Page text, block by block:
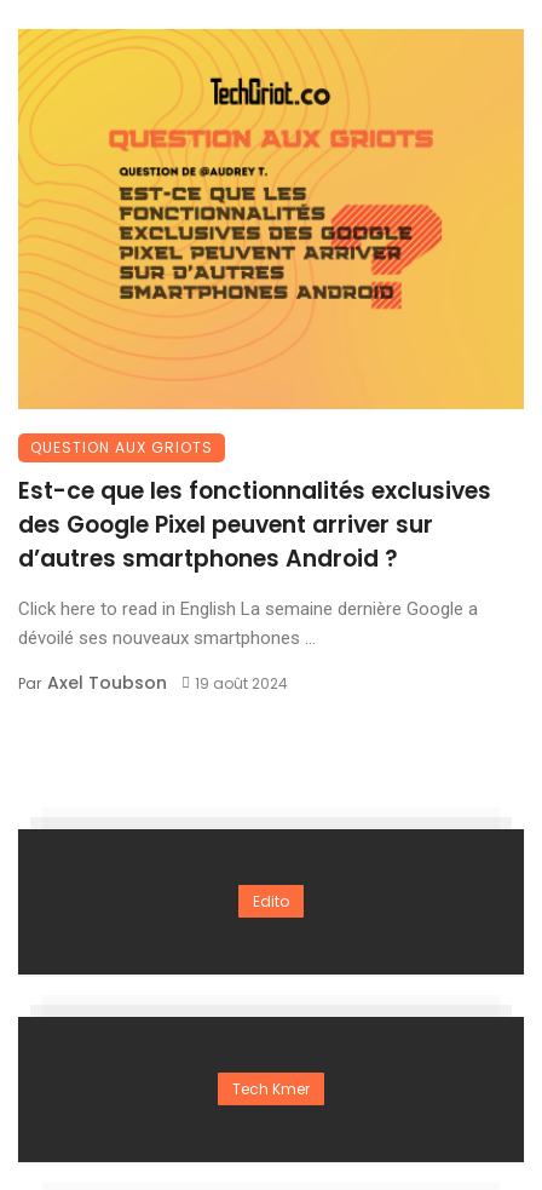
QUESTION AUX GRIOTS
Est-ce que les fonctionnalités exclusives
des Google Pixel peuvent arriver sur
d’autres smartphones Android ?
Click here to read in English La semaine dernière Google a
dévoilé ses nouveaux smartphones ...
Par Axel Toubson 19 août 2024
Edito
Tech Kmer